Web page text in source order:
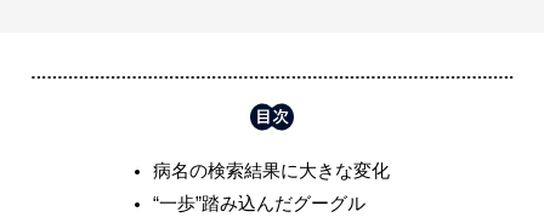
病名の検索結果に大きな変化
“一歩”踏み込んだグーグル